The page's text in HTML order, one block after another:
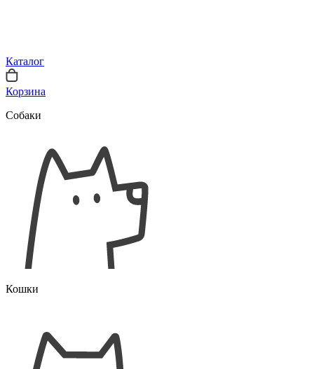
Каталог
Корзина
Собаки
Кошки